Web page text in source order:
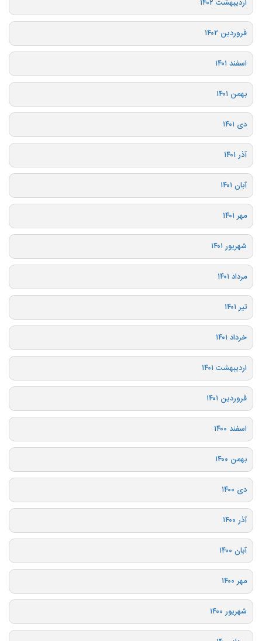
اردیبهشت ۱۴۰۲
فروردین ۱۴۰۲
اسفند ۱۴۰۱
بهمن ۱۴۰۱
دی ۱۴۰۱
آذر ۱۴۰۱
آبان ۱۴۰۱
مهر ۱۴۰۱
شهریور ۱۴۰۱
مرداد ۱۴۰۱
تیر ۱۴۰۱
خرداد ۱۴۰۱
اردیبهشت ۱۴۰۱
فروردین ۱۴۰۱
اسفند ۱۴۰۰
بهمن ۱۴۰۰
دی ۱۴۰۰
آذر ۱۴۰۰
آبان ۱۴۰۰
مهر ۱۴۰۰
شهریور ۱۴۰۰